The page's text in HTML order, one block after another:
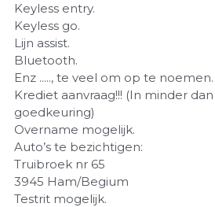
Keyless entry.
Keyless go.
Lijn assist.
Bluetooth.
Enz ....., te veel om op te
Krediet aanvraag!!! (In minder
goedkeuring)
Overname mogelijk.
Auto’s te bezichtigen:
Truibroek nr 65
3945 Ham/Begium
Testrit mogelijk.